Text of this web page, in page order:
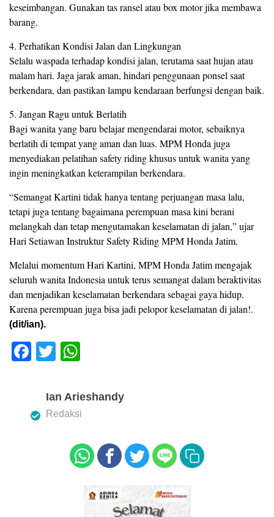
keseimbangan. Gunakan tas ransel atau box motor jika membawa
barang.
4. Perhatikan Kondisi Jalan dan Lingkungan
Selalu waspada terhadap kondisi jalan, terutama saat hujan atau
malam hari. Jaga jarak aman, hindari penggunaan ponsel saat
berkendara, dan pastikan lampu kendaraan berfungsi dengan baik.
5. Jangan Ragu untuk Berlatih
Bagi wanita yang baru belajar mengendarai motor, sebaiknya
berlatih di tempat yang aman dan luas. MPM Honda juga
menyediakan pelatihan safety riding khusus untuk wanita yang
ingin meningkatkan keterampilan berkendara.
“Semangat Kartini tidak hanya tentang perjuangan masa lalu,
tetapi juga tentang bagaimana perempuan masa kini berani
melangkah dan tetap mengutamakan keselamatan di jalan,” ujar
Hari Setiawan Instruktur Safety Riding MPM Honda Jatim.
Melalui momentum Hari Kartini, MPM Honda Jatim mengajak
seluruh wanita Indonesia untuk terus semangat dalam beraktivitas
dan menjadikan keselamatan berkendara sebagai gaya hidup.
Karena perempuan juga bisa jadi pelopor keselamatan di jalan!.
(dit/ian).
F
e
T
tt
er
at
s
p
p
Ian Arieshandy
Redaksi